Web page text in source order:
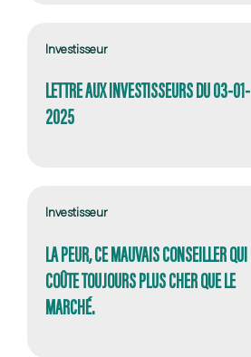
Investisseur
LETTRE AUX INVESTISSEURS DU 03-01-
2025
Investisseur
LA PEUR, CE MAUVAIS CONSEILLER QUI
COÛTE TOUJOURS PLUS CHER QUE LE
MARCHÉ.